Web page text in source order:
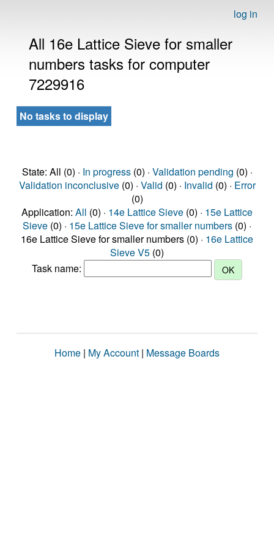
log in
All 16e Lattice Sieve for smaller
numbers tasks for computer
7229916
No tasks to display
State: All (0) · In progress(0) · Validation pending (0) ·
Validation inconclusive(0) · Valid (0) · Invalid (0) · Error
(0)
Application: All (0) · 14e Lattice Sieve (0) · 15e Lattice
Sieve (0) · 15e Lattice Sieve for smaller numbers (0) ·
16e Lattice Sieve for smaller numbers (0) · 16e Lattice
Sieve V5 (0)
Task name:
Home | My Account | Message Boards